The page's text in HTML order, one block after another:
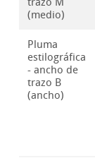
(medio)
Pluma
estilográfica
- ancho de
trazo B
(ancho)